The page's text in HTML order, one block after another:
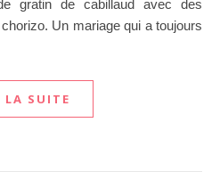
Un mariage qui a toujours
LA SUITE